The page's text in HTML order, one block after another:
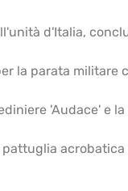
d'Italia,
la parata militare
'Audace' e